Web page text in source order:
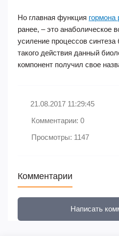
Но главная функция гормона
ранее, – это анаболическое
усиление процессов
такого действия данный
компонент получил свое
21.08.2017 11:29:45
Комментарии: 0
Просмотры: 1147
Комментарии
Написать